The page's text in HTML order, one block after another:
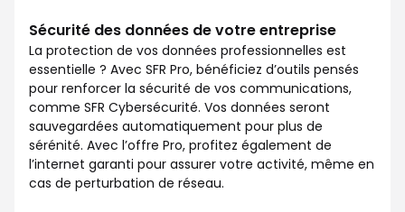
Sécurité des données de votre entreprise
La protection de vos données professionnelles est
essentielle ? Avec SFR Pro, bénéficiez d’outils pensés
pour renforcer la sécurité de vos communications,
comme SFR Cybersécurité. Vos données seront
sauvegardées automatiquement pour plus de
sérénité. Avec l’offre Pro, profitez également de
l’internet garanti pour assurer votre activité, même en
cas de perturbation de réseau.